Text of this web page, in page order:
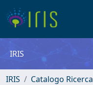
IRIS
IRIS Catalogo Ricerca